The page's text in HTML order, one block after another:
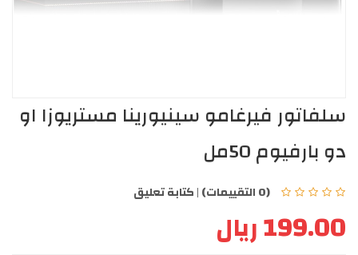
سلفاتور فيرغامو سينيورينا مستريوزا او
دو بارفيوم 50مل
(0 التقييمات) |كتابة تعليق
199.00 ريال